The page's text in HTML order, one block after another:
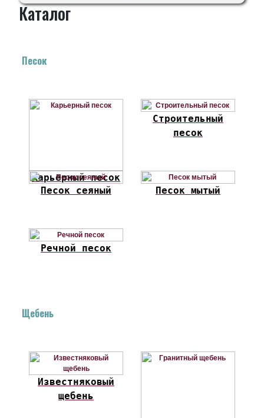
Каталог
Песок
Карьерный песок
Строительный
песок
Песок сеяный Песок мытый
Речной песок
Щебень
Известняковый
щебень